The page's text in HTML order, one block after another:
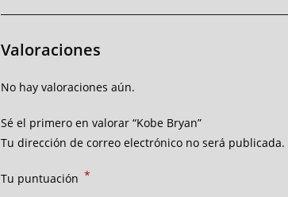
Valoraciones
No hay valoraciones aún.
Sé el primero en valorar “Kobe Bryan”
Tu dirección de correo electrónico no será publicada.
Tu puntuación *